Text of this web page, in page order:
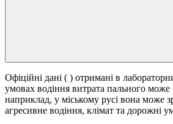
Офіційні дані ( ) отримані в
умовах водіння витрата пального
наприклад, у міському русі вона може
агресивне водіння, клімат та дорожні